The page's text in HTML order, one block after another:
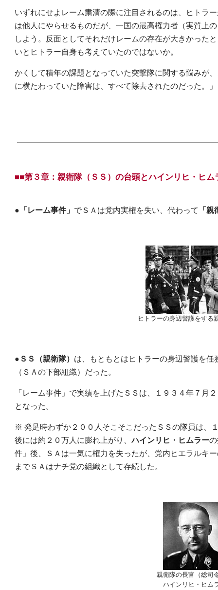
いずれにせよレーム粛清の際に注目されるのは、ヒトラ
は他人にやらせるものだが、一国の最高権力者（実質上
しよう。反面としてそれだけレームの存在が大きかった
いとヒトラー自身も考えていたのではないか。
かくして積年の課題となっていた突撃隊に関する悩みが
に横たわっていた障害は、すべて除去されたのだった。」
■■第３章：親衛隊（ＳＳ）の台頭とハインリヒ・ヒム
● 「レーム事件」 でＳＡは党内実権を失い、代わって 「
ヒトラーの身辺警護をする
● ＳＳ（親衛隊） は、もともとはヒトラーの身辺警護を
（ＳＡの下部組織）だった。
「レーム事件」で実績を上げたＳＳは、１９３４年７月
となった。
※ 発足時わずか２００人そこそこだったＳＳの隊員は、
後には約２０万人に膨れ上がり、ハインリヒ・ヒムラー
件」後、ＳＡは一気に権力を失ったが、党内ヒエラルキ
までＳＡはナチ党の組織として存続した。
親衛隊の長官（総司
ハインリヒ・ヒム